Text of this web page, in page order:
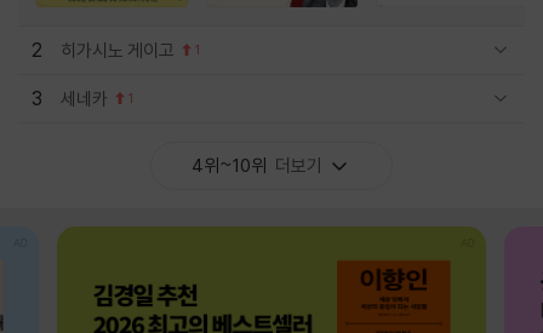
2 히가시노 게이고 1
3 세네카 1
4위~10위 더보기